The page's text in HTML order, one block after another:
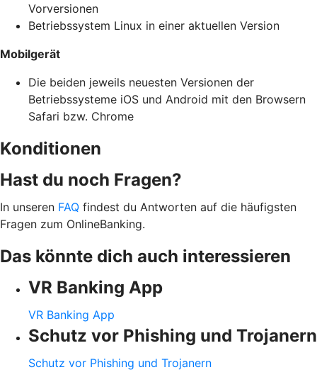
Vorversionen
Betriebssystem Linux in einer aktuellen Version
Mobilgerät
Die beiden jeweils neuesten Versionen der
Betriebssysteme iOS und Android mit den Browsern
Safari bzw. Chrome
Konditionen
Hast du noch Fragen?
In unseren FAQ findest du Antworten auf die häufigsten
Fragen zum OnlineBanking.
Das könnte dich auch interessieren
VR Banking App
VR Banking App
Schutz vor Phishing und Trojanern
Schutz vor Phishing und Trojanern